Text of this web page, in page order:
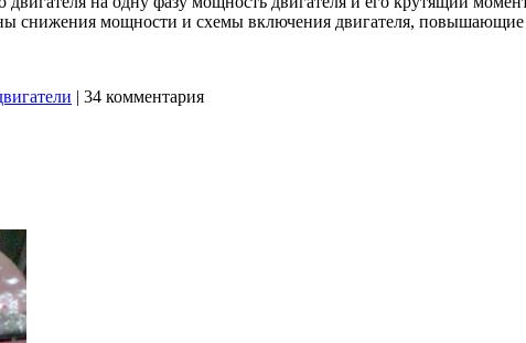
снижения мощности и схемы включения двигателя,
| 34 комментария